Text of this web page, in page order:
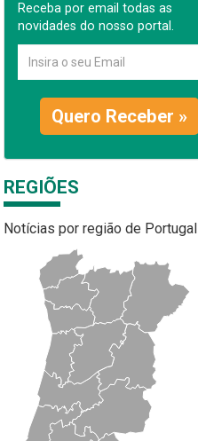
Receba por email todas as
novidades do nosso portal.
Quero Receber »
REGIÕES
Notícias por região de Portugal